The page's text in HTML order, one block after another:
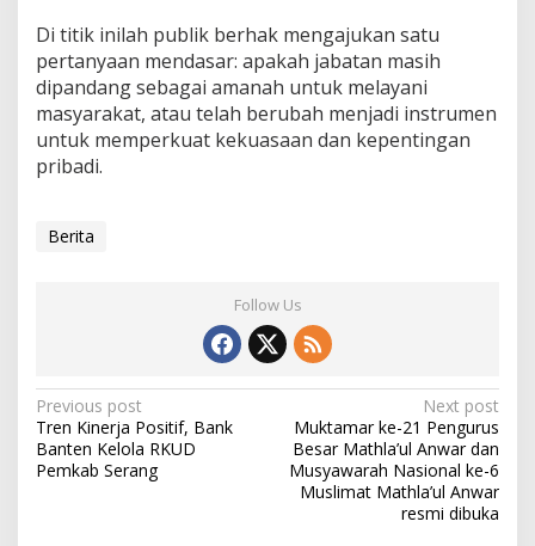
Di titik inilah publik berhak mengajukan satu
pertanyaan mendasar: apakah jabatan masih
dipandang sebagai amanah untuk melayani
masyarakat, atau telah berubah menjadi instrumen
untuk memperkuat kekuasaan dan kepentingan
pribadi.
Berita
Follow Us
Post
navigation
Previous post
Tren Kinerja Positif, Bank
Banten Kelola RKUD
Pemkab Serang
Next post
Muktamar ke-21 Pengurus
Besar Mathla’ul Anwar dan
Musyawarah Nasional ke-6
Muslimat Mathla’ul Anwar
resmi dibuka